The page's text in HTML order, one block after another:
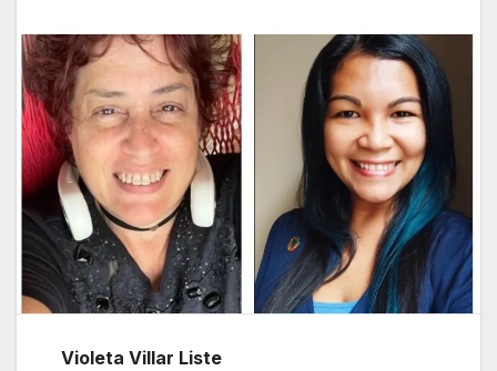
Violeta Villar Liste